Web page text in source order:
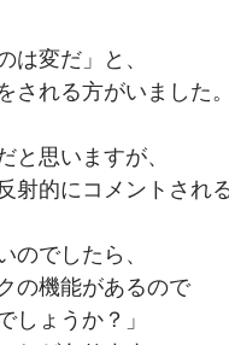
は変だ」と、
れる方がいました。
と思いますが、
的にコメントされ
でしたら、
機能があるので
ょうか？」